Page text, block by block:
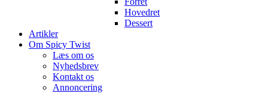
Hovedret
Dessert
Artikler
Om Spicy Twist
Læs om os
Nyhedsbrev
Kontakt os
Annoncering